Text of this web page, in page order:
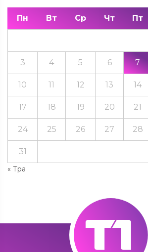
Пн Вт Ср Чт Пт
« Тра
3 4 5 6 7
10 11 12 13 14
17 18 19 20 21
24 25 26 27 28
31